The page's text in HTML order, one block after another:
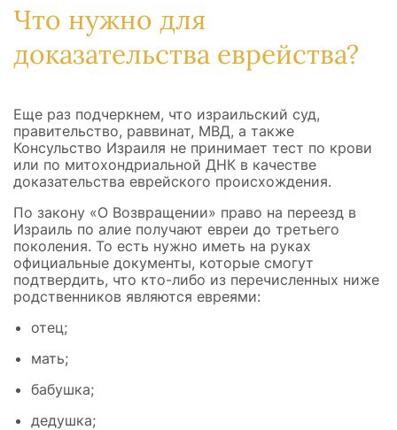
Что нужно для
доказательства еврейства?
Еще раз подчеркнем, что израильский суд,
правительство, раввинат, МВД, а также
Консульство Израиля не принимает тест по крови
или по митохондриальной ДНК в качестве
доказательства еврейского происхождения.
По закону «О Возвращении» право на переезд в
Израиль по алие получают евреи до третьего
поколения. То есть нужно иметь на руках
официальные документы, которые смогут
подтвердить, что кто-либо из перечисленных ниже
родственников являются евреями:
отец;
мать;
бабушка;
дедушка;